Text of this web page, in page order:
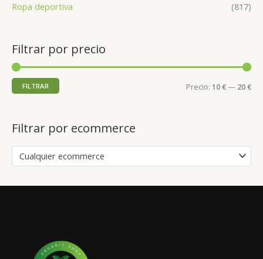
Ropa deportiva
(817)
Filtrar por precio
FILTRAR Precio: 10 €— 20 €
Filtrar por ecommerce
Cualquier ecommerce